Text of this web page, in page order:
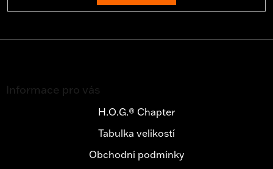
Informace pro vás
H.O.G.® Chapter
Tabulka velikostí
Obchodní podmínky